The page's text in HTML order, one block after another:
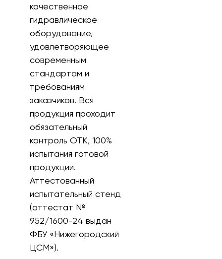
качественное
гидравлическое
оборудование,
удовлетворяющее
современным
стандартам и
требованиям
заказчиков. Вся
продукция проходит
обязательный
контроль ОТК, 100%
испытания готовой
продукции.
Аттестованный
испытательный стенд
(аттестат №
952/1600-24 выдан
ФБУ «Нижегородский
ЦСМ»).